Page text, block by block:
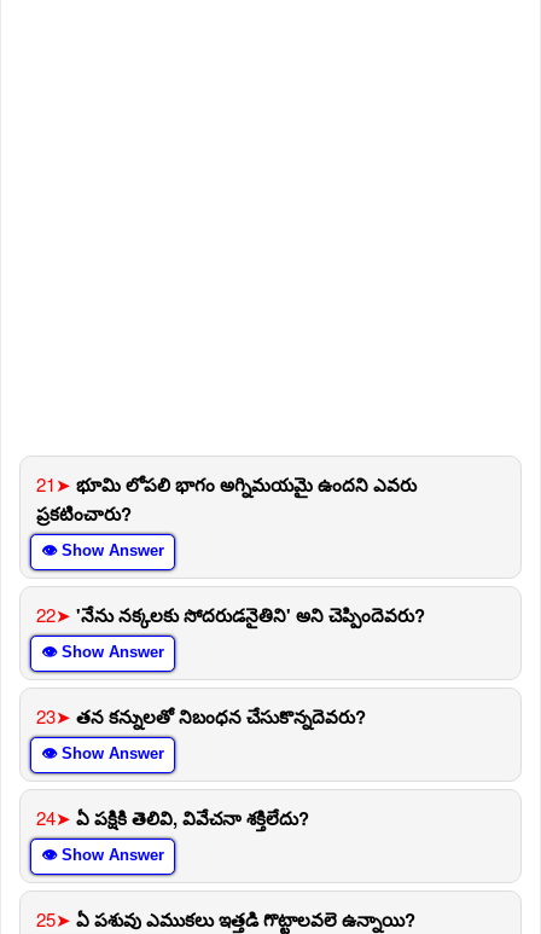
21➤ భూమి లోపలి భాగం అగ్నిమయమై ఉందని ఎవరు
ప్రకటించారు?
👁 Show Answer
22➤ 'నేను నక్కలకు సోదరుడనైతిని' అని చెప్పిందెవరు?
👁 Show Answer
23➤ తన కన్నులతో నిబంధన చేసుకొన్నదెవరు?
👁 Show Answer
24➤ ఏ పక్షికి తెలివి, వివేచనా శక్తిలేదు?
👁 Show Answer
25➤ ఏ పశువు ఎముకలు ఇత్తడి గొట్టాలవలె ఉన్నాయి?